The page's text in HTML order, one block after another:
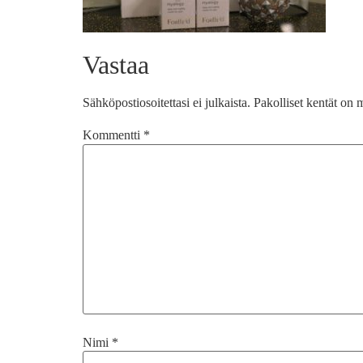
Vastaa
Sähköpostiosoitettasi ei julkaista. Pakolliset kentät on
Kommentti *
Nimi *